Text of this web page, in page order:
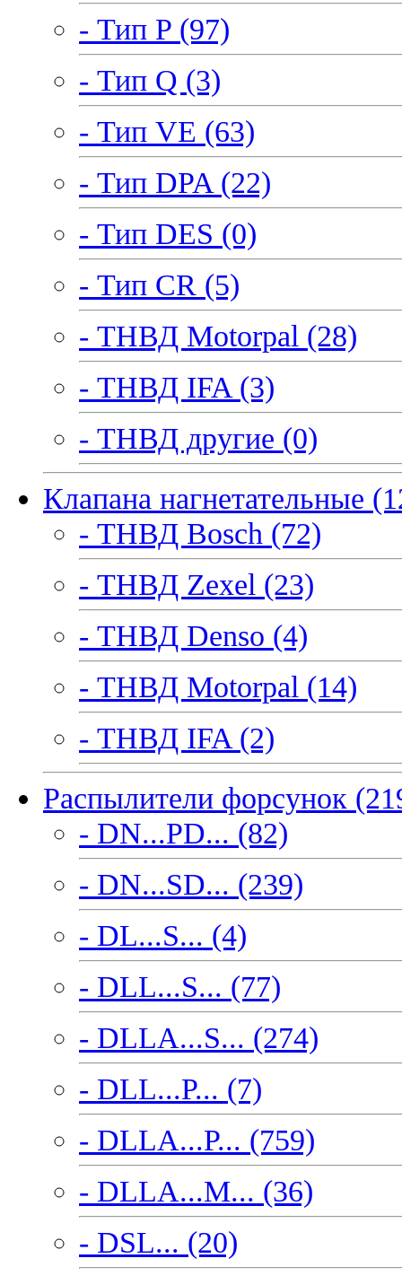
- Тип P (97)
- Тип Q (3)
- Тип VE (63)
- Тип DPA (22)
- Тип DES (0)
- Тип CR (5)
- ТНВД Motorpal (28)
- ТНВД IFA (3)
- ТНВД другие (0)
Клапана нагнетательные
- ТНВД Bosch (72)
- ТНВД Zexel (23)
- ТНВД Denso (4)
- ТНВД Motorpal (14)
- ТНВД IFA (2)
Распылители форсунок
- DN...PD... (82)
- DN...SD... (239)
- DL...S... (4)
- DLL...S... (77)
- DLLA...S... (274)
- DLL...P... (7)
- DLLA...P... (759)
- DLLA...M... (36)
- DSL... (20)